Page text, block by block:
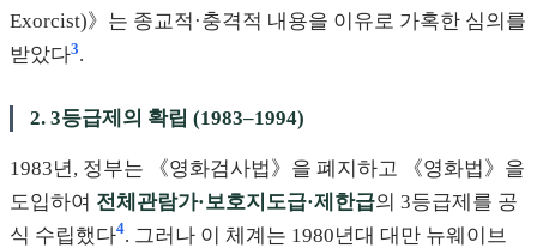
Exorcist)》는 종교적·충격적 내용을 이유로 가혹한 심의를
받았다3.
2. 3등급제의 확립 (1983–1994)
1983년, 정부는 《영화검사법》을 폐지하고 《영화법》을
도입하여 전체관람가·보호지도급·제한급의 3등급제를 공
식 수립했다4. 그러나 이 체계는 1980년대 대만 뉴웨이브